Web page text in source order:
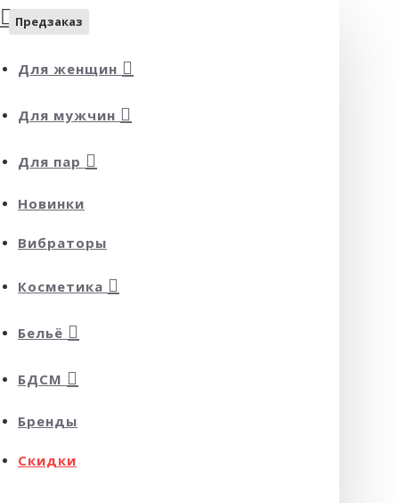
Для женщин
Для мужчин
Для пар
Новинки
Вибраторы
Косметика
Бельё
БДСМ
Бренды
Скидки
Предзаказ